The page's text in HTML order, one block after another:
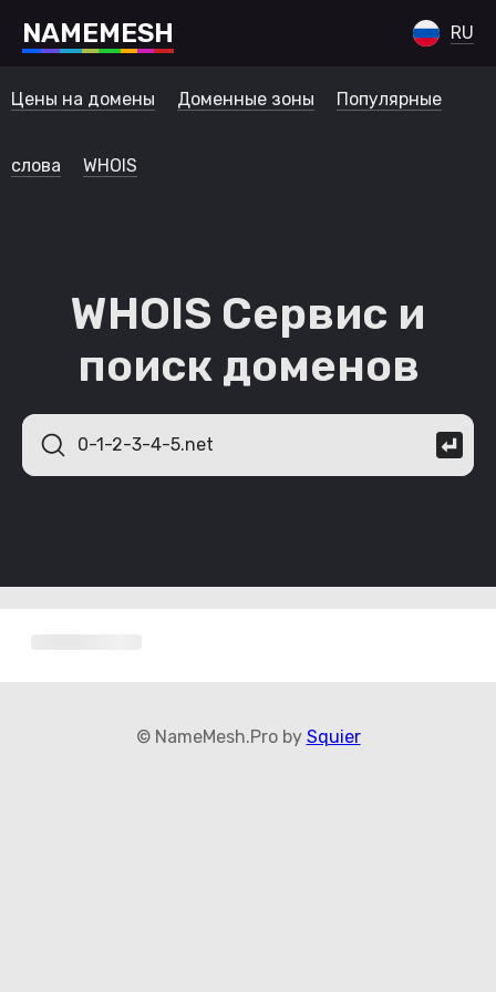
NAMEMESH RU
Цены на домены Доменные зоны Популярные
слова WHOIS
WHOIS Сервис и
поиск доменов
© NameMesh.Pro by Squier